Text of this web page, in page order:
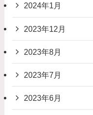
2024年1月
2023年12月
2023年8月
2023年7月
2023年6月